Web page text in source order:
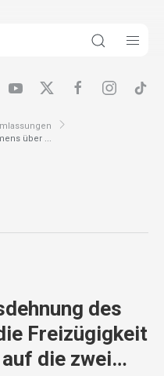
über ...
des
Freizügigkeit
die zwei…